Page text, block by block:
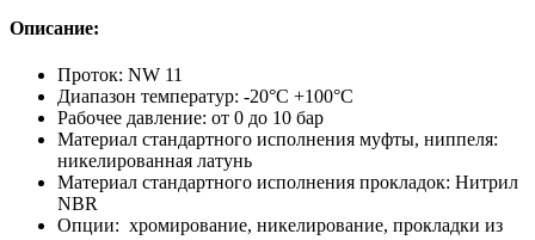
Описание:
Проток: NW 11
Диапазон температур: -20°C +100°C
Рабочее давление: от 0 до 10 бар
Материал стандартного исполнения муфты, ниппеля:
никелированная латунь
Материал стандартного исполнения прокладок: Нитрил
NBR
Опции: хромирование, никелирование, прокладки из